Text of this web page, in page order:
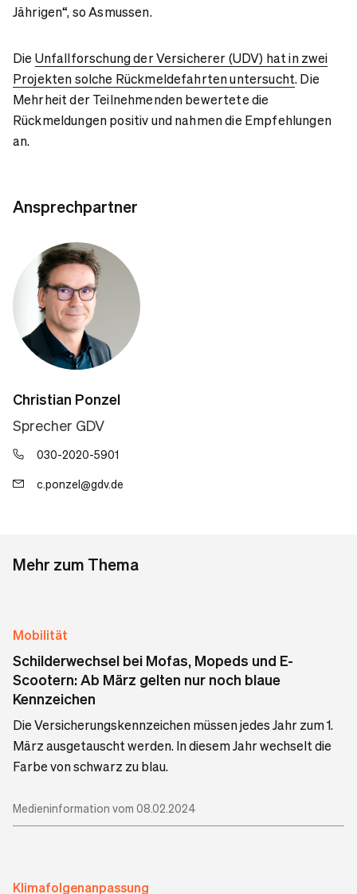
Jährigen“, so Asmussen.
Die Unfallforschung der Versicherer (UDV) hat in zwei
Projekten solche Rückmeldefahrten untersucht. Die
Mehrheit der Teilnehmenden bewertete die
Rückmeldungen positiv und nahmen die Empfehlungen
an.
Ansprechpartner
Christian Ponzel
Sprecher GDV
030-2020-5901
c.ponzel@gdv.de
Mehr zum Thema
Mobilität
Schilderwechsel bei Mofas, Mopeds und E-
Scootern: Ab März gelten nur noch blaue
Kennzeichen
Die Versicherungskennzeichen müssen jedes Jahr zum 1.
März ausgetauscht werden. In diesem Jahr wechselt die
Farbe von schwarz zu blau.
Medieninformation vom 08.02.2024
Klimafolgenanpassung